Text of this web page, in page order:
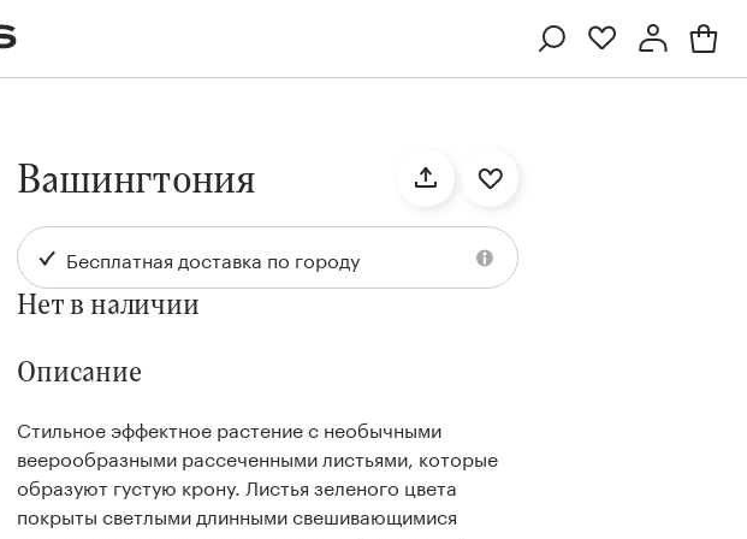
Профиль
TenCollection
Вашингтония
Бесплатная доставка по городу
Нет в наличии
Описание
Стильное эффектное растение с необычными
веерообразными рассеченными листьями, которые
образуют густую крону. Листья зеленого цвета
покрыты светлыми длинными свешивающимися